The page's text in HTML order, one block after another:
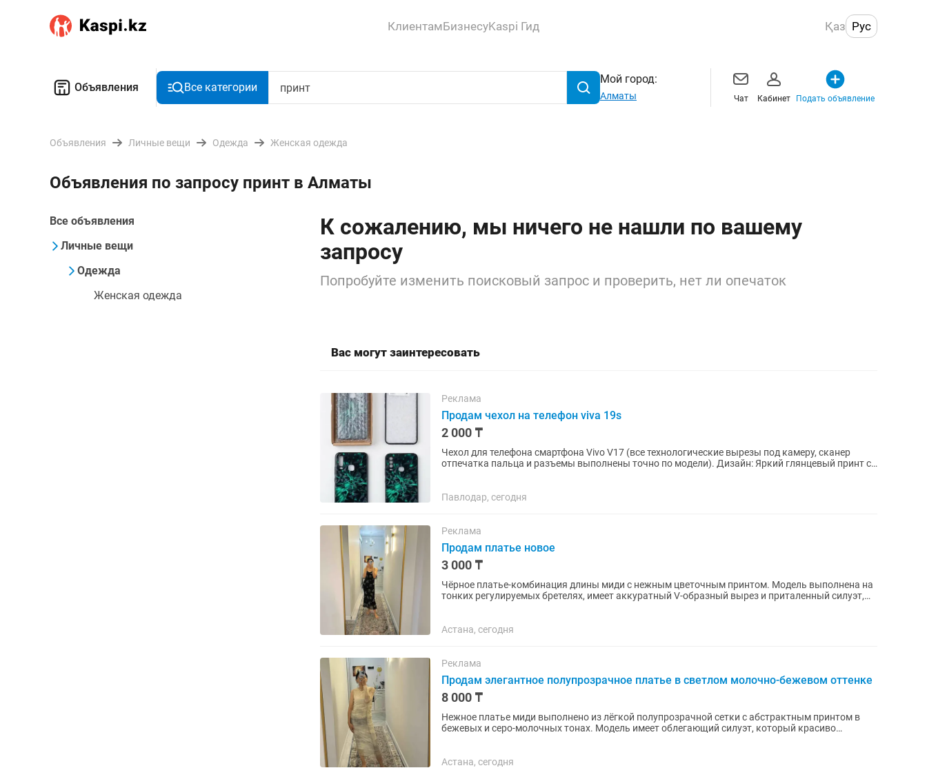
КлиентамБизнесуKaspi Гид Қаз Рус
Объявления Все категории
Мой город:
Алматы Чат Кабинет Подать объявление
Объявления Личные вещи Одежда Женская одежда
Объявления по запросу принт в Алматы
Все объявления
Личные вещи
Одежда
Женская одежда
К сожалению, мы ничего не нашли по вашему
запросу
Попробуйте изменить поисковый запрос и проверить, нет ли опечаток
Вас могут заинтересовать
Реклама
Продам чехол на телефон viva 19s
2 000 ₸
Чехол для телефона смартфона Vivo V17 (все технологические вырезы под камеру, сканер
отпечатка пальца и разъемы выполнены точно по модели). Дизайн: Яркий глянцевый принт с
Павлодар, сегодня
Реклама
Продам платье новое
3 000 ₸
Чёрное платье-комбинация длины миди с нежным цветочным принтом. Модель выполнена на
тонких регулируемых бретелях, имеет аккуратный V-образный вырез и приталенный силуэт,
Астана, сегодня
Реклама
Продам элегантное полупрозрачное платье в светлом молочно-бежевом оттенке
8 000 ₸
Нежное платье миди выполнено из лёгкой полупрозрачной сетки с абстрактным принтом в
бежевых и серо-молочных тонах. Модель имеет облегающий силуэт, который красиво
Астана, сегодня